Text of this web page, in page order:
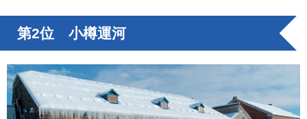
第2位 小樽運河